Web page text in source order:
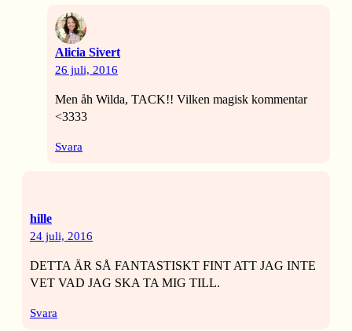
Alicia Sivert
26 juli, 2016
Men åh Wilda, TACK!! Vilken magisk kommentar
<3333
Svara
hille
24 juli, 2016
DETTA ÄR SÅ FANTASTISKT FINT ATT JAG INTE
VET VAD JAG SKA TA MIG TILL.
Svara